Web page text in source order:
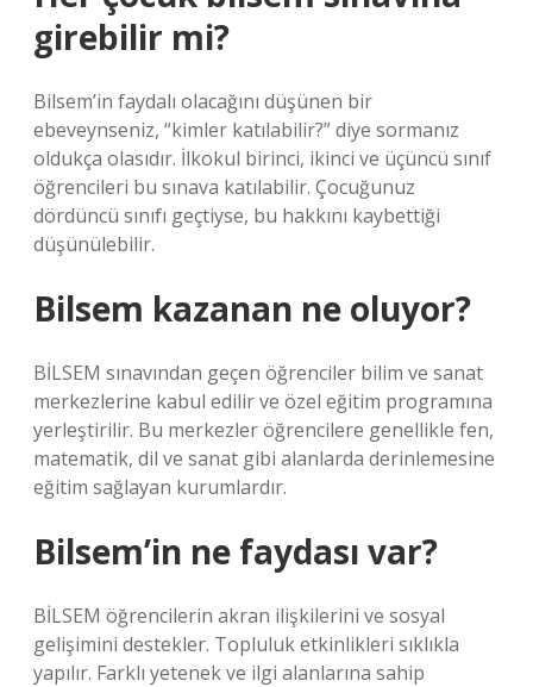
girebilir mi?
Bilsem’in faydalı olacağını düşünen bir
ebeveynseniz, “kimler katılabilir?” diye sormanız
oldukça olasıdır. İlkokul birinci, ikinci ve üçüncü sınıf
öğrencileri bu sınava katılabilir. Çocuğunuz
dördüncü sınıfı geçtiyse, bu hakkını kaybettiği
düşünülebilir.
Bilsem kazanan ne oluyor?
BİLSEM sınavından geçen öğrenciler bilim ve sanat
merkezlerine kabul edilir ve özel eğitim programına
yerleştirilir. Bu merkezler öğrencilere genellikle fen,
matematik, dil ve sanat gibi alanlarda derinlemesine
eğitim sağlayan kurumlardır.
Bilsem’in ne faydası var?
BİLSEM öğrencilerin akran ilişkilerini ve sosyal
gelişimini destekler. Topluluk etkinlikleri sıklıkla
yapılır. Farklı yetenek ve ilgi alanlarına sahip